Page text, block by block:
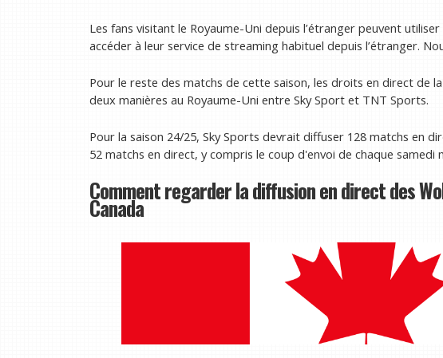
Les fans visitant le Royaume-Uni depuis l’étranger peuvent
accéder à leur service de streaming habituel depuis l’étranger.
Pour le reste des matchs de cette saison, les droits en direct de
deux manières au Royaume-Uni entre Sky Sport et TNT Sports.
Pour la saison 24/25, Sky Sports devrait diffuser 128 matchs en
52 matchs en direct, y compris le coup d'envoi de chaque samedi
Comment regarder la diffusion en direct des
Canada